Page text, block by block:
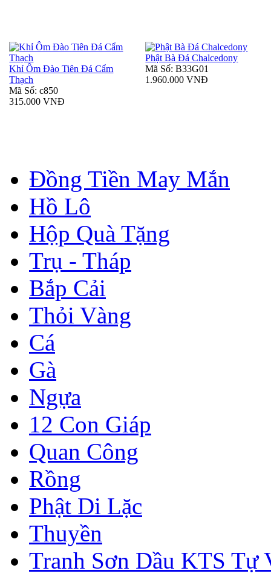
Khỉ Ôm Đào Tiên Đá Cẩm
Thạch
Mã Số: c850
315.000 VNĐ
Phật Bà Đá Chalcedony
Mã Số: B33G01
1.960.000 VNĐ
Đồng Tiền May Mắn
Hồ Lô
Hộp Quà Tặng
Trụ - Tháp
Bắp Cải
Thỏi Vàng
Cá
Gà
Ngựa
12 Con Giáp
Quan Công
Rồng
Phật Di Lặc
Thuyền
Tranh Sơn Dầu KTS Tự